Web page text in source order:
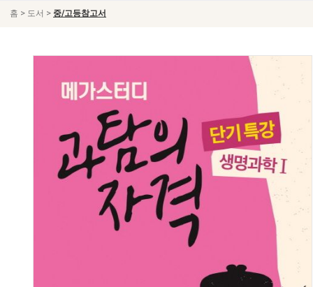
홈 > 도서 > 중/고등참고서